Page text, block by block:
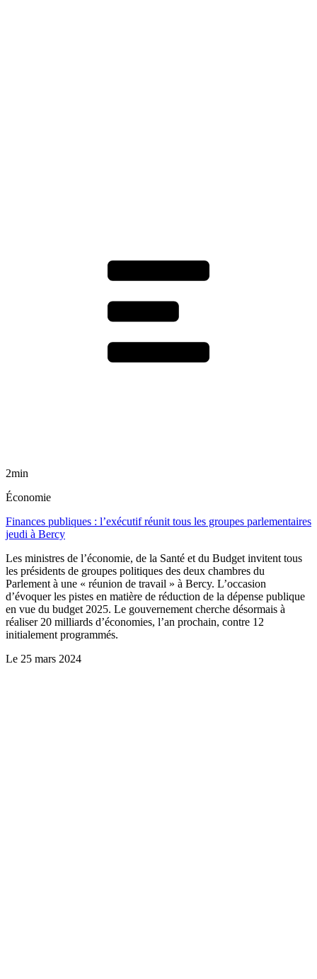
2min
Économie
Finances publiques : l’exécutif réunit tous les groupes parlementaires
jeudi à Bercy
Les ministres de l’économie, de la Santé et du Budget invitent tous
les présidents de groupes politiques des deux chambres du
Parlement à une « réunion de travail » à Bercy. L’occasion
d’évoquer les pistes en matière de réduction de la dépense publique
en vue du budget 2025. Le gouvernement cherche désormais à
réaliser 20 milliards d’économies, l’an prochain, contre 12
initialement programmés.
Le 25 mars 2024